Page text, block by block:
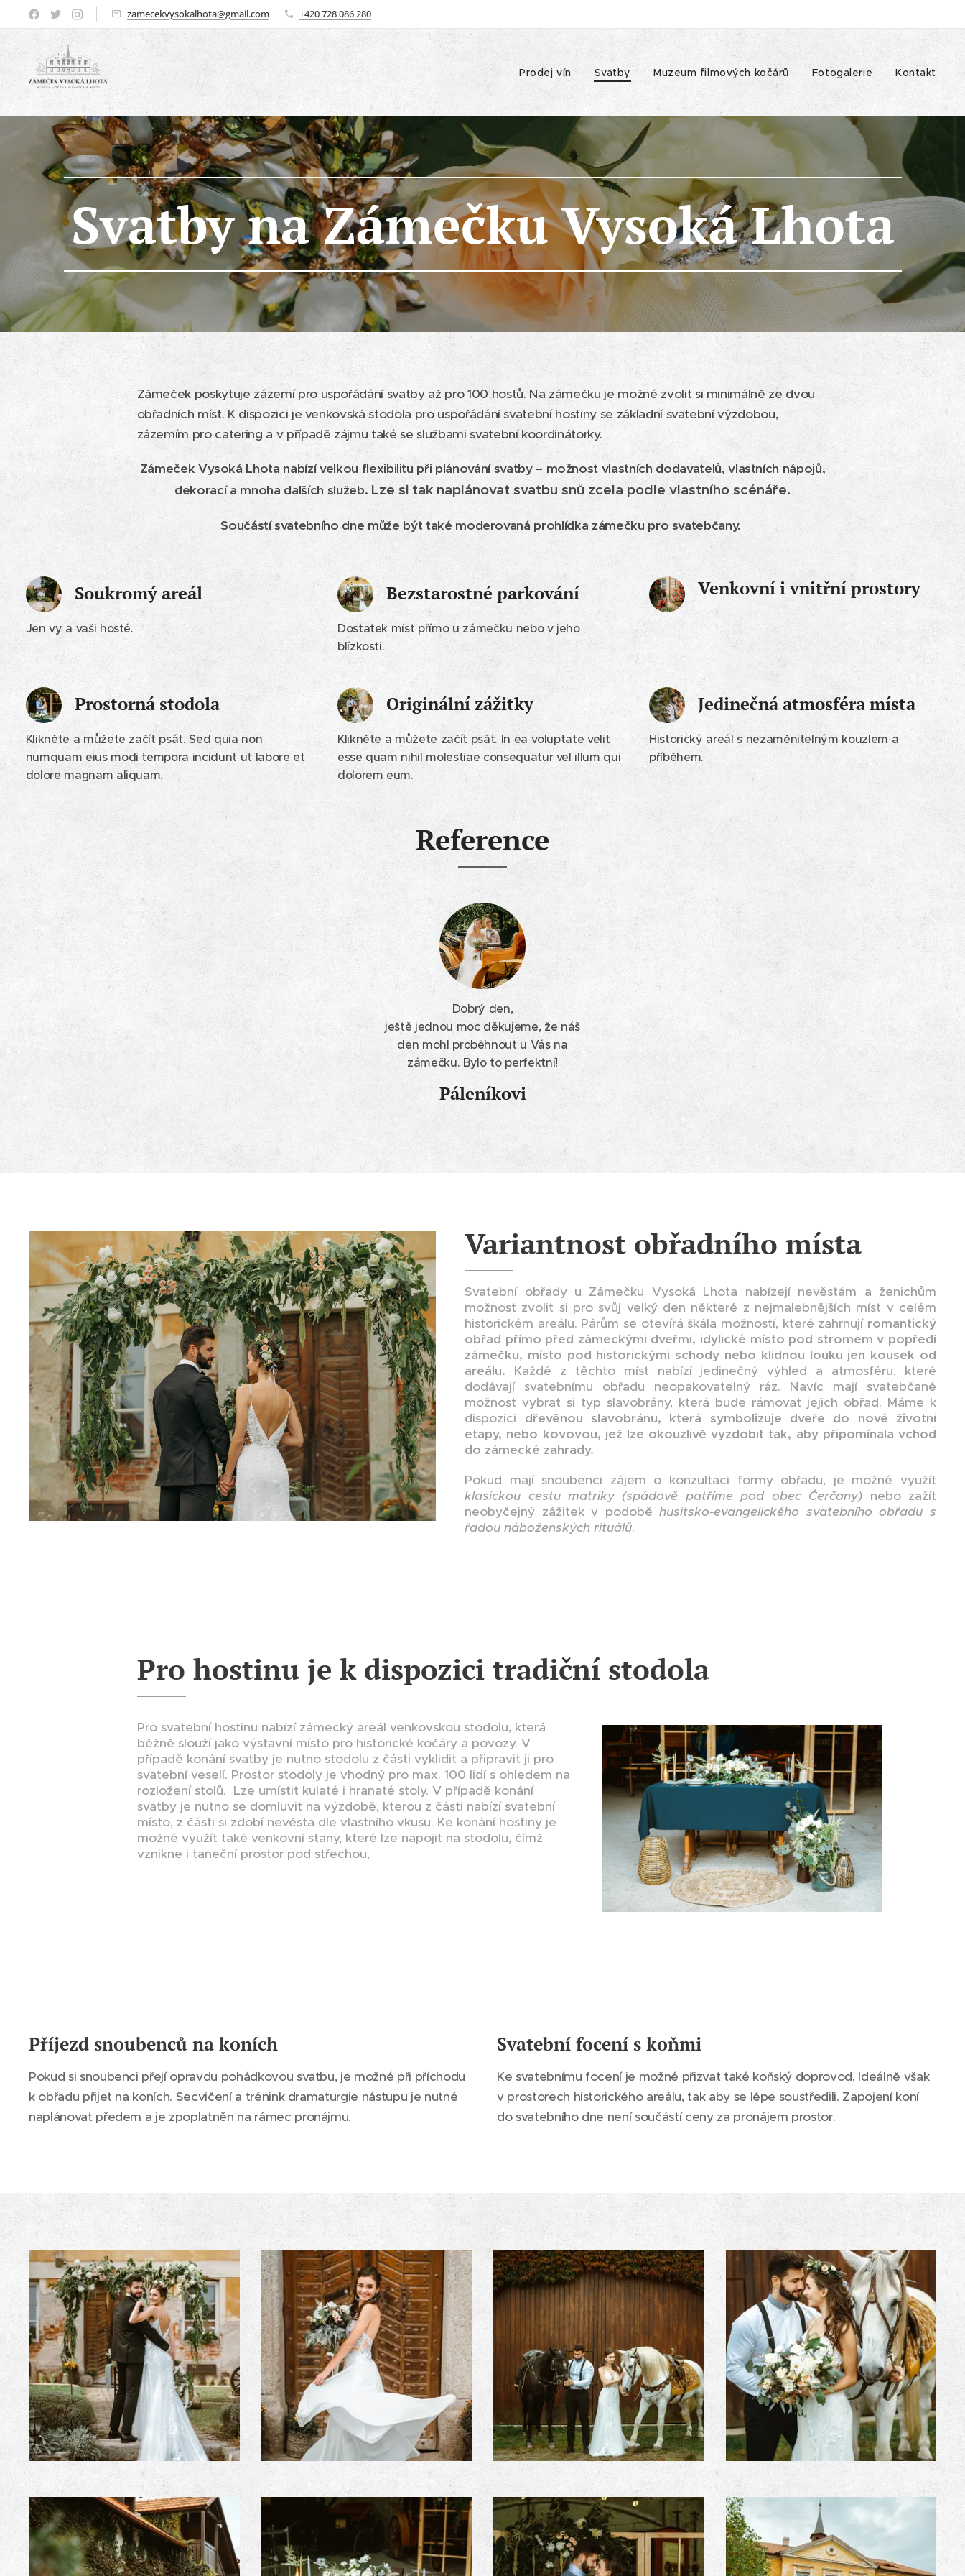
zamecekvysokalhota@gmail.com +420 728 086 280
Prodej vín Svatby Muzeum filmových kočárů Fotogalerie Kontakt
Svatby na Zámečku Vysoká Lhota
Zámeček poskytuje zázemí pro uspořádání svatby až pro 100 hostů. Na zámečku je možné zvolit si minimálně ze dvou
obřadních míst. K dispozici je venkovská stodola pro uspořádání svatební hostiny se základní svatební výzdobou,
zázemím pro catering a v případě zájmu také se službami svatební koordinátorky.
Zámeček Vysoká Lhota nabízí velkou flexibilitu při plánování svatby – možnost vlastních dodavatelů, vlastních nápojů,
dekorací a mnoha dalších služeb. Lze si tak naplánovat svatbu snů zcela podle vlastního scénáře.
Součástí svatebního dne může být také moderovaná prohlídka zámečku pro svatebčany.
Soukromý areál
Jen vy a vaši hosté.
Bezstarostné parkování
Dostatek míst přímo u zámečku nebo v jeho
blízkosti.
Venkovní i vnitřní prostory
Prostorná stodola
Klikněte a můžete začít psát. Sed quia non
numquam eius modi tempora incidunt ut labore et
dolore magnam aliquam.
Originální zážitky
Klikněte a můžete začít psát. In ea voluptate velit
esse quam nihil molestiae consequatur vel illum qui
dolorem eum.
Jedinečná atmosféra místa
Historický areál s nezaměnitelným kouzlem a
příběhem.
Reference
Dobrý den,
ještě jednou moc děkujeme, že náš
den mohl proběhnout u Vás na
zámečku. Bylo to perfektní!
Páleníkovi
Variantnost obřadního místa
Svatební obřady u Zámečku Vysoká Lhota nabízejí nevěstám a ženichům
možnost zvolit si pro svůj velký den některé z nejmalebnějších míst v celém
historickém areálu. Párům se otevírá škála možností, které zahrnují romantický
obřad přímo před zámeckými dveřmi, idylické místo pod stromem v popředí
zámečku, místo pod historickými schody nebo klidnou louku jen kousek od
areálu. Každé z těchto míst nabízí jedinečný výhled a atmosféru, které
dodávají svatebnímu obřadu neopakovatelný ráz. Navíc mají svatebčané
možnost vybrat si typ slavobrány, která bude rámovat jejich obřad. Máme k
dispozici dřevěnou slavobránu, která symbolizuje dveře do nové životní
etapy, nebo kovovou, jež lze okouzlivě vyzdobit tak, aby připomínala vchod
do zámecké zahrady.
Pokud mají snoubenci zájem o konzultaci formy obřadu, je možné využít
klasickou cestu matriky (spádově patříme pod obec Čerčany) nebo zažít
neobyčejný zážitek v podoběhusitsko-evangelického svatebního obřadu s
řadou náboženských rituálů.
Pro hostinu je k dispozici tradiční stodola
Pro svatební hostinu nabízí zámecký areál venkovskou stodolu, která
běžně slouží jako výstavní místo pro historické kočáry a povozy. V
případě konání svatby je nutno stodolu z části vyklidit a připravit ji pro
svatební veselí. Prostor stodoly je vhodný pro max. 100 lidí s ohledem na
rozložení stolů. Lze umístit kulaté i hranaté stoly. V případě konání
svatby je nutno se domluvit na výzdobě, kterou z části nabízí svatební
místo, z části si zdobí nevěsta dle vlastního vkusu. Ke konání hostiny je
možné využít také venkovní stany, které lze napojit na stodolu, čímž
vznikne i taneční prostor pod střechou,
Příjezd snoubenců na koních
Pokud si snoubenci přejí opravdu pohádkovou svatbu, je možné při příchodu
k obřadu přijet na koních. Secvičení a trénink dramaturgie nástupu je nutné
naplánovat předem a je zpoplatněn na rámec pronájmu.
Svatební focení s koňmi
Ke svatebnímu focení je možné přizvat také koňský doprovod. Ideálně však
v prostorech historického areálu, tak aby se lépe soustředili. Zapojení koní
do svatebního dne není součástí ceny za pronájem prostor.